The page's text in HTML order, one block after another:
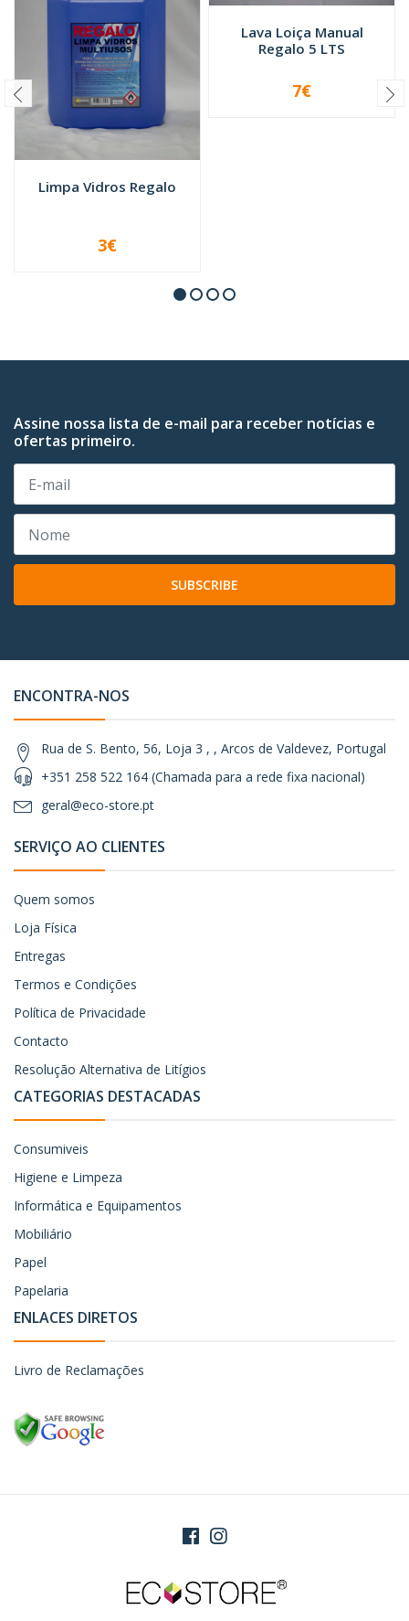
Limpa Vidros Regalo
VER OPÇÕES
3€
Lava Loiça Manual
Regalo 5 LTS
+
7€
Assine nossa lista de e-mail para receber notícias e
ofertas primeiro.
SUBSCRIBE
ENCONTRA-NOS
Rua de S. Bento, 56, Loja 3 , , Arcos de Valdevez, Portugal
+351 258 522 164 (Chamada para a rede fixa nacional)
geral@eco-store.pt
SERVIÇO AO CLIENTES
Quem somos
Loja Física
Entregas
Termos e Condições
Política de Privacidade
Contacto
Resolução Alternativa de Litígios
CATEGORIAS DESTACADAS
Consumiveis
Higiene e Limpeza
Informática e Equipamentos
Mobiliário
Papel
Papelaria
ENLACES DIRETOS
Livro de Reclamações